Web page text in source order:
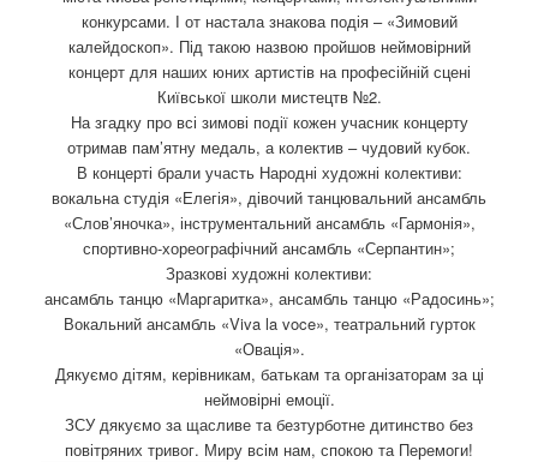
о
з
а
п
и
с
а
х
конкурсами. І от настала знакова подія – «Зимовий
калейдоскоп». Під такою назвою пройшов неймовірний
концерт для наших юних артистів на професійній сцені
Київської школи мистецтв №2.
На згадку про всі зимові події кожен учасник концерту
отримав пам’ятну медаль, а колектив – чудовий кубок.
В концерті брали участь Народні художні колективи:
вокальна студія «Елегія», дівочий танцювальний ансамбль
«Слов’яночка», інструментальний ансамбль «Гармонія»,
спортивно-хореографічний ансамбль «Серпантин»;
Зразкові художні колективи:
ансамбль танцю «Маргаритка», ансамбль танцю «Радосинь»;
Вокальний ансамбль «Viva la voce», театральний гурток
«Овація».
Дякуємо дітям, керівникам, батькам та організаторам за ці
неймовірні емоції.
ЗСУ дякуємо за щасливе та безтурботне дитинство без
повітряних тривог. Миру всім нам, спокою та Перемоги!